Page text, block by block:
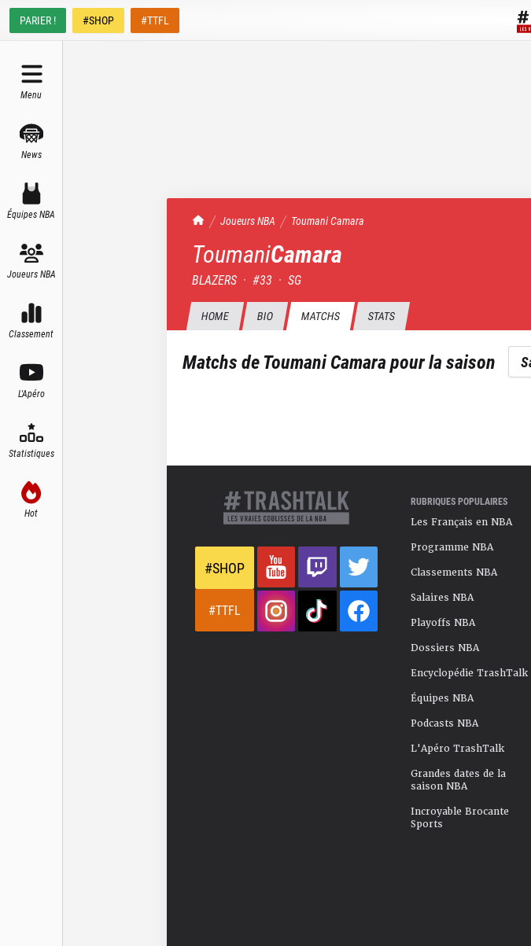
PARIER ! #SHOP #TTFL
Menu
News
Équipes NBA
Joueurs NBA
Classement
L'Apéro
Statistiques
Hot
TrashTalk Actu NBA
Joueurs NBA ToumaniCamara
ToumaniCamara
BLAZERS · #33 · SG
HOME BIO MATCHS STATS
Matchs deToumani Camarapour la saison
#SHOP
#TTFL
RUBRIQUES POPULAIRES
Les Français en NBA
Programme NBA
Classements NBA
Salaires NBA
Playoffs NBA
Dossiers NBA
Encyclopédie TrashTalk
Équipes NBA
Podcasts NBA
L'Apéro TrashTalk
Grandes dates de la
saison NBA
Incroyable Brocante
Sports